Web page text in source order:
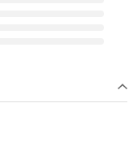
är vattentålig och
inomhus- och